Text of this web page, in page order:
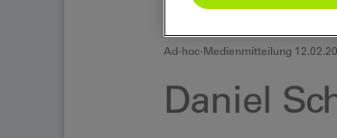
Ad-hoc-Medienmitteilung
Daniel